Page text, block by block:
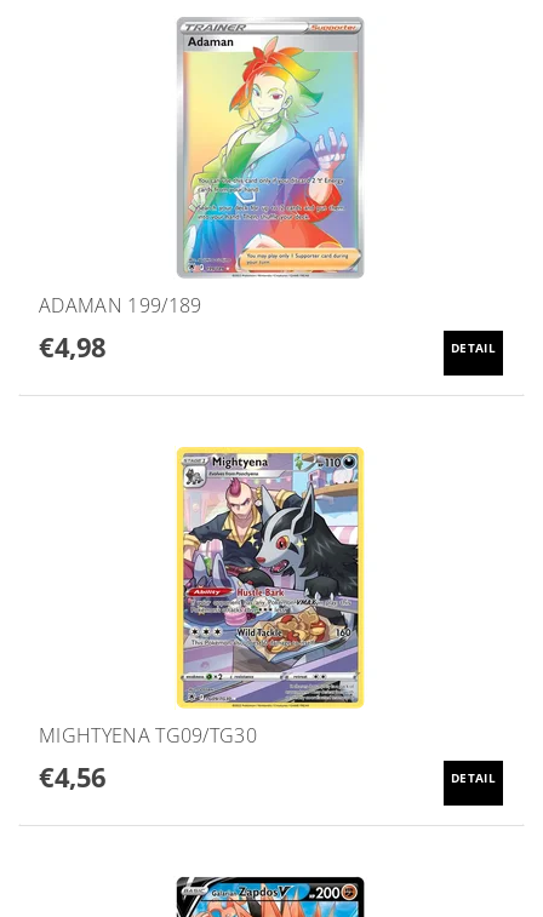
ADAMAN 199/189
€4,98 DETAIL
MIGHTYENA TG09/TG30
€4,56 DETAIL